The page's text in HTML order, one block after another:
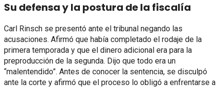
Su defensa y la postura de la fiscalía
Carl Rinsch se presentó ante el tribunal negando las
acusaciones. Afirmó que había completado el rodaje de la
primera temporada y que el dinero adicional era para la
preproducción de la segunda. Dijo que todo era un
“malentendido”. Antes de conocer la sentencia, se disculpó
ante la corte y afirmó que el proceso lo obligó a enfrentarse a